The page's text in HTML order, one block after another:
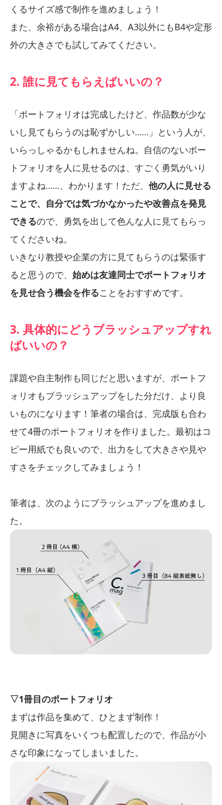
くるサイズ感で制作を進めましょう！
また、余裕がある場合はA4、A3以外にもB4や定形
外の大きさでも試してみてください。
2. 誰に見てもらえばいいの？
「ポートフォリオは完成したけど、作品数が少な
いし見てもらうのは恥ずかしい……」という人が、
いらっしゃるかもしれませんね。自信のないポー
トフォリオを人に見せるのは、すごく勇気がいり
ますよね……、わかります！ただ、 他の人に見せる
ことで、自分では気づかなかったや改善点を発見
できるので、勇気を出して色んな人に見てもらっ
てくださいね。
いきなり教授や企業の方に見てもらうのは緊張す
ると思うので、 始めは友達同士でポートフォリオ
を見せ合う機会を作ることをおすすめです。
3. 具体的にどうブラッシュアップすれ
ばいいの？
課題や自主制作も同じだと思いますが、ポートフ
ォリオもブラッシュアップをした分だけ、より良
いものになります！筆者の場合は、完成版も合わ
せて4冊のポートフォリオを作りました。最初はコ
ピー用紙でも良いので、出力をして大きさや見や
すさをチェックしてみましょう！
筆者は、次のようにブラッシュアップを進めまし
た。
▽1冊目のポートフォリオ
まずは作品を集めて、ひとまず制作！
見開きに写真をいくつも配置したので、作品が小
さな印象になってしまいました。